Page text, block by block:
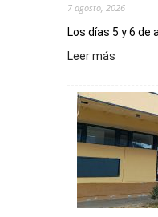
7 agosto, 2026
Los días 5 y 6 de
Leer más
su
como
destino
de
y